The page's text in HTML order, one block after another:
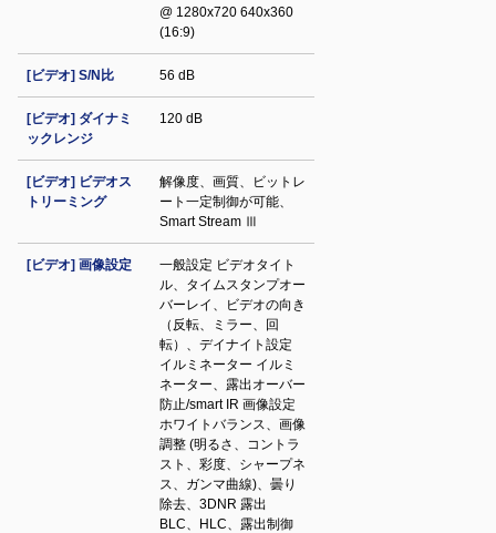
@ 1280x720 640x360
(16:9)
[ビデオ] S/N比 56 dB
[ビデオ] ダイナミ
ックレンジ
120 dB
[ビデオ] ビデオス
トリーミング
解像度、画質、ビットレ
ート一定制御が可能、
Smart Stream Ⅲ
[ビデオ] 画像設定
一般設定 ビデオタイト
ル、タイムスタンプオー
バーレイ、ビデオの向き
（反転、ミラー、回
転）、デイナイト設定
イルミネーター イルミ
ネーター、露出オーバー
防止/smart IR 画像設定
ホワイトバランス、画像
調整 (明るさ、コントラ
スト、彩度、シャープネ
ス、ガンマ曲線)、曇り
除去、3DNR 露出
BLC、HLC、露出制御